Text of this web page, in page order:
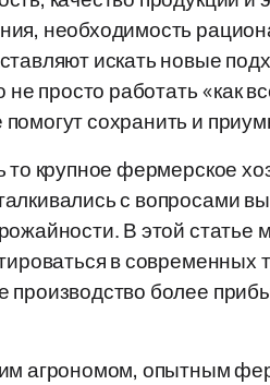
необходимость
искать новые
просто работать «как
сохранить и
крупное фермерское
с вопросами
В этой
в современных
производство более
агрономом, опытным